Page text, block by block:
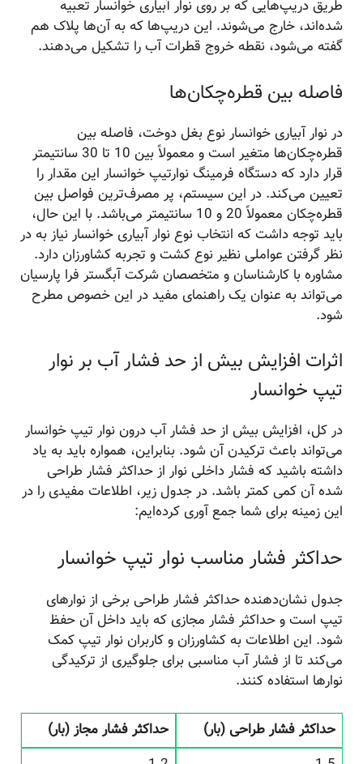
طریق دریپ‌هایی که بر روی نوار آبیاری خوانسار تعبیه
شده‌اند، خارج می‌شوند. این دریپ‌ها که به آن‌ها پلاک هم
گفته می‌شود، نقطه خروج قطرات آب را تشکیل می‌دهند.
فاصله بین قطره‌چکان‌ها
در نوار آبیاری خوانسار نوع بغل دوخت، فاصله بین
قطره‌چکان‌ها متغیر است و معمولاً بین 10 تا 30 سانتیمتر
قرار دارد که دستگاه فرمینگ نوارتیپ خوانسار این مقدار را
تعیین می‌کند. در این سیستم، پر مصرف‌ترین فواصل بین
قطره‌چکان معمولاً 20 و 10 سانتیمتر می‌باشد. با این حال،
باید توجه داشت که انتخاب نوع نوار آبیاری خوانسار نیاز به در
نظر گرفتن عواملی نظیر نوع کشت و تجربه کشاورزان دارد.
مشاوره با کارشناسان و متخصصان شرکت آبگستر فرا پارسیان
می‌تواند به عنوان یک راهنمای مفید در این خصوص مطرح
شود.
اثرات افزایش بیش از حد فشار آب بر نوار
تیپ خوانسار
در کل، افزایش بیش از حد فشار آب درون نوار تیپ خوانسار
می‌تواند باعث ترکیدن آن شود. بنابراین، همواره باید به یاد
داشته باشید که فشار داخلی نوار از حداکثر فشار طراحی
شده آن کمی کمتر باشد. در جدول زیر، اطلاعات مفیدی را در
این زمینه برای شما جمع آوری کرده‌ایم:
حداکثر فشار مناسب نوار تیپ خوانسار
جدول نشان‌دهنده حداکثر فشار طراحی برخی از نوارهای
تیپ است و حداکثر فشار مجازی که باید داخل آن حفظ
شود. این اطلاعات به کشاورزان و کاربران نوار تیپ کمک
می‌کند تا از فشار آب مناسبی برای جلوگیری از ترکیدگی
نوارها استفاده کنند.
حداکثر فشار طراحی (بار)
حداکثر فشار مجاز (بار)